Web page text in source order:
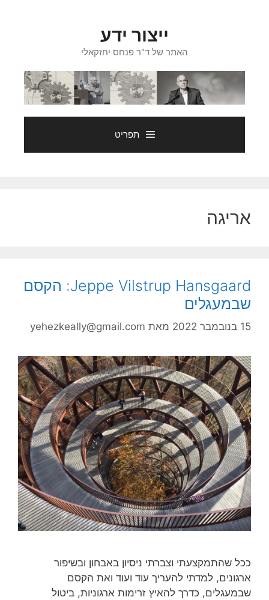
ייצור ידע
האתר של ד"ר פנחס יחזקאלי
תפריט
אריגה
Jeppe Vilstrup Hansgaard: הקסם
שבמעגלים
15 בנובמבר 2022 מאת yehezkeally@gmail.com
ככל שהתמקצעתי וצברתי ניסיון באבחון ובשיפור
ארגונים, למדתי להעריך עוד ועוד ואת הקסם
שבמעגלים, כדרך להאיץ זרימות ארגוניות, ביטול